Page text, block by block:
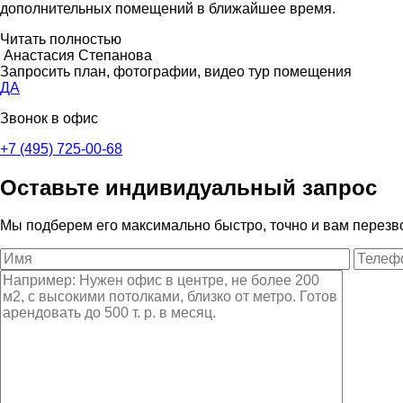
дополнительных помещений в ближайшее время.
Читать полностью
Анастасия Степанова
Запросить план, фотографии, видео тур помещения
ДА
Звонок в офис
+7 (495) 725-00-68
Оставьте индивидуальный запрос
Мы подберем его максимально быстро, точно и вам